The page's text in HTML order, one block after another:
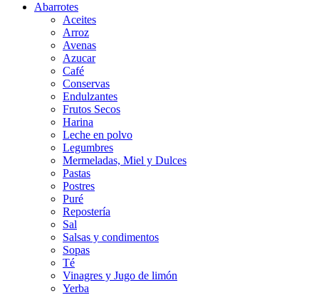
Abarrotes
Aceites
Arroz
Avenas
Azucar
Café
Conservas
Endulzantes
Frutos Secos
Harina
Leche en polvo
Legumbres
Mermeladas, Miel y Dulces
Pastas
Postres
Puré
Repostería
Sal
Salsas y condimentos
Sopas
Té
Vinagres y Jugo de limón
Yerba